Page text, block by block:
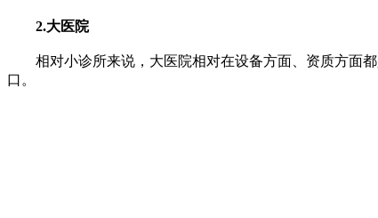
2.大医院
相对小诊所来说，大医院相对在设备方面、资质方面都
口。